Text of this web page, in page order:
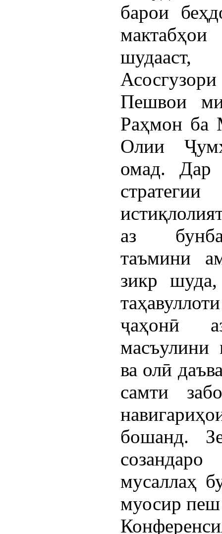
барои
Пешвои
Раҳмон ба
Олии
омад. Дар
аз
таъмини
зикр
ҷаҳонӣ
масъулини
ва олӣ
самти
бошанд.
мусаллаҳ
муосир пеш